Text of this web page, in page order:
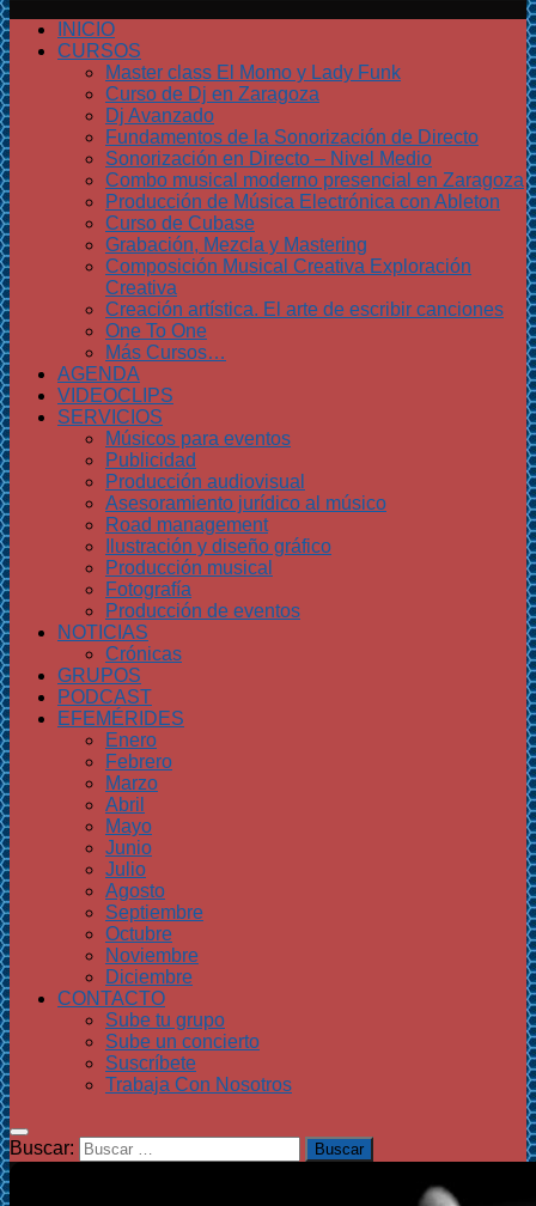
INICIO
CURSOS
Master class El Momo y Lady Funk
Curso de Dj en Zaragoza
Dj Avanzado
Fundamentos de la Sonorización de Directo
Sonorización en Directo – Nivel Medio
Combo musical moderno presencial en Zaragoza
Producción de Música Electrónica con Ableton
Curso de Cubase
Grabación, Mezcla y Mastering
Composición Musical Creativa Exploración
Creativa
Creación artística. El arte de escribir canciones
One To One
Más Cursos…
AGENDA
VIDEOCLIPS
SERVICIOS
Músicos para eventos
Publicidad
Producción audiovisual
Asesoramiento jurídico al músico
Road management
Ilustración y diseño gráfico
Producción musical
Fotografía
Producción de eventos
NOTICIAS
Crónicas
GRUPOS
PODCAST
EFEMÉRIDES
Enero
Febrero
Marzo
Abril
Mayo
Junio
Julio
Agosto
Septiembre
Octubre
Noviembre
Diciembre
CONTACTO
Sube tu grupo
Sube un concierto
Suscríbete
Trabaja Con Nosotros
Buscar: